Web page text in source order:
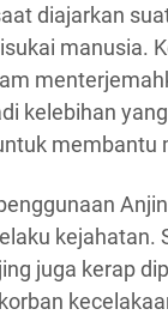
diajarkan
manusia.
kelebihan
membantu
kejahatan.
juga kerap